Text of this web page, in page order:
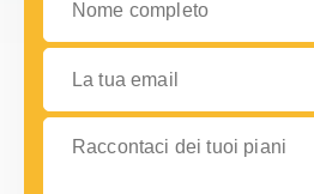
La tua email
Raccontaci dei tuoi piani